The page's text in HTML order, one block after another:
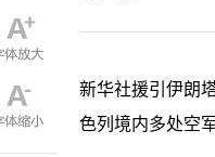
新华社援引伊朗
色列境内多处空军